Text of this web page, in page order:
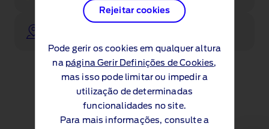
Rejeitar cookies
Pode gerir os cookies em qualquer altura
na página Gerir Definições de Cookies,
mas isso pode limitar ou impedir a
utilização de determinadas
funcionalidades no site.
Para mais informações, consulte a